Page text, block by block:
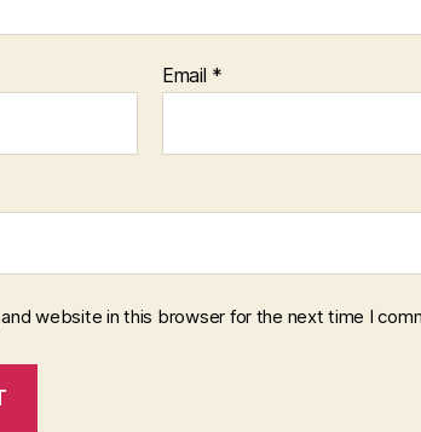
Email *
and website in this browser for the next time I